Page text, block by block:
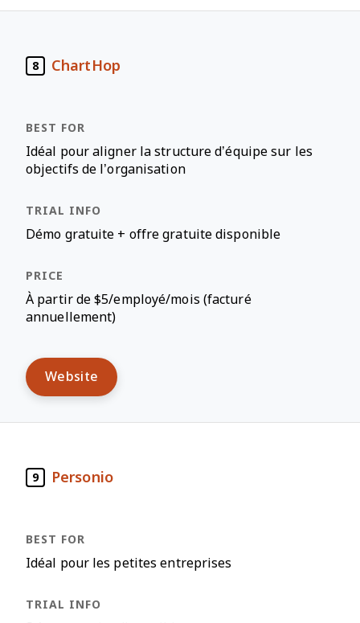
8 ChartHop
Idéal pour aligner la structure d’équipe sur les
objectifs de l’organisation
Démo gratuite + offre gratuite disponible
À partir de $5/employé/mois (facturé
annuellement)
Website
9 Personio
Idéal pour les petites entreprises